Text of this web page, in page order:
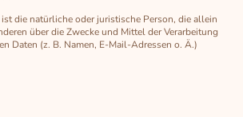
die natürliche oder juristische Person, die allein
über die Zwecke und Mittel der Verarbeitung
Daten (z. B. Namen, E-Mail-Adressen o. Ä.)